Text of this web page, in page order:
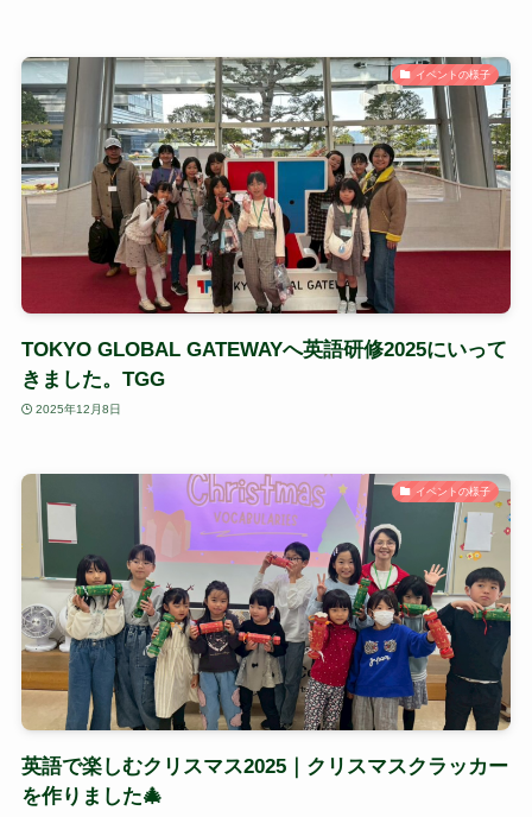
イベントの様子
TOKYO GLOBAL GATEWAYへ英語研修2025にいって
きました。TGG
2025年12月8日
イベントの様子
英語で楽しむクリスマス2025｜クリスマスクラッカー
を作りました🎄